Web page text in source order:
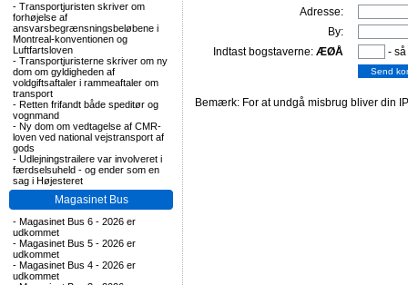
- Transportjuristen skriver om
forhøjelse af
ansvarsbegrænsningsbeløbene i
Montreal-konventionen og
Luftfartsloven
- Transportjuristerne skriver om ny
dom om gyldigheden af
voldgiftsaftaler i rammeaftaler om
transport
- Retten frifandt både speditør og
vognmand
- Ny dom om vedtagelse af CMR-
loven ved national vejstransport af
gods
- Udlejningstrailere var involveret i
færdselsuheld - og ender som en
sag i Højesteret
Magasinet Bus
- Magasinet Bus 6 - 2026 er
udkommet
- Magasinet Bus 5 - 2026 er
udkommet
- Magasinet Bus 4 - 2026 er
udkommet
Adresse:
By:
Indtast bogstaverne: ÆØÅ -
Bemærk: For at undgå misbrug bliver din